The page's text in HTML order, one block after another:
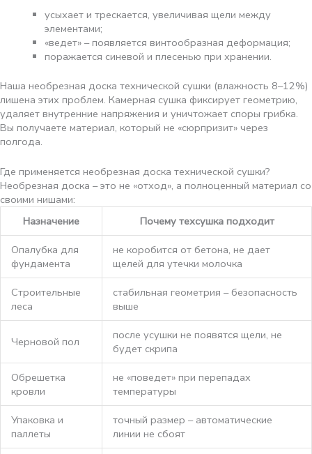
усыхает и трескается, увеличивая щели между
элементами;
«ведет» – появляется винтообразная деформация;
поражается синевой и плесенью при хранении.
Наша необрезная доска технической сушки (влажность 8–12%)
лишена этих проблем. Камерная сушка фиксирует геометрию,
удаляет внутренние напряжения и уничтожает споры грибка.
Вы получаете материал, который не «сюрпризит» через
полгода.
Где применяется необрезная доска технической сушки?
Необрезная доска – это не «отход», а полноценный материал со
своими нишами:
Назначение
Почему техсушка подходит
Опалубка для
фундамента
не коробится от бетона, не дает
щелей для утечки молочка
Строительные
леса
стабильная геометрия – безопасность
выше
Черновой пол
после усушки не появятся щели, не
будет скрипа
Обрешетка
кровли
не «поведет» при перепадах
температуры
Упаковка и
паллеты
точный размер – автоматические
линии не сбоят